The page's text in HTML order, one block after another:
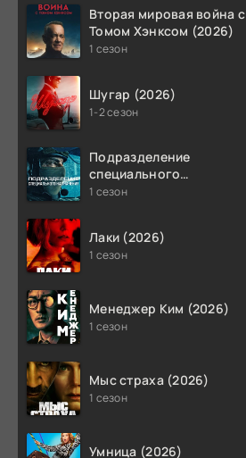
Вторая мировая война с
Томом Хэнксом (2026)
1 сезон
Шугар (2026)
1-2 сезон
Подразделение
специального
назначения (2026)
1 сезон
Лаки (2026)
1 сезон
Менеджер Ким (2026)
1 сезон
Мыс страха (2026)
1 сезон
Умница (2026)